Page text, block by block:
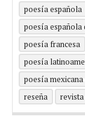
poesía española
poesía española
poesía francesa
poesía
poesía
reseña
revista